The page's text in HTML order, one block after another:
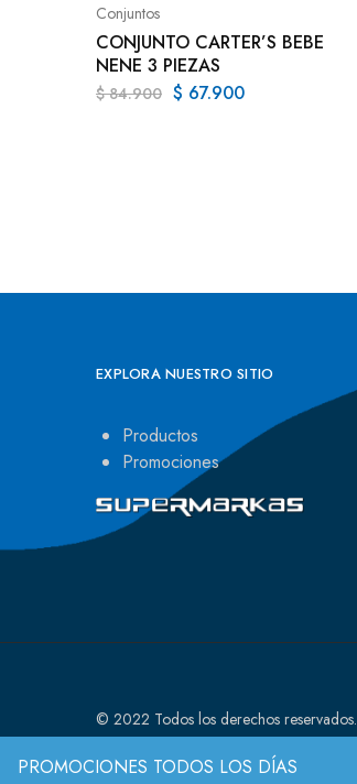
PROMOCIONES TODOS LOS DÍAS
Conjuntos
CONJUNTO CARTER’S BEBE
NENE 3 PIEZAS
$84.900 $ 67.900
EXPLORA NUESTRO SITIO
Productos
Promociones
© 2022 Todos los derechos reservados.